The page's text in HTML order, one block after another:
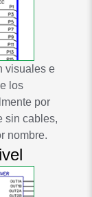
visuales e
los
por
sin cables,
nombre.